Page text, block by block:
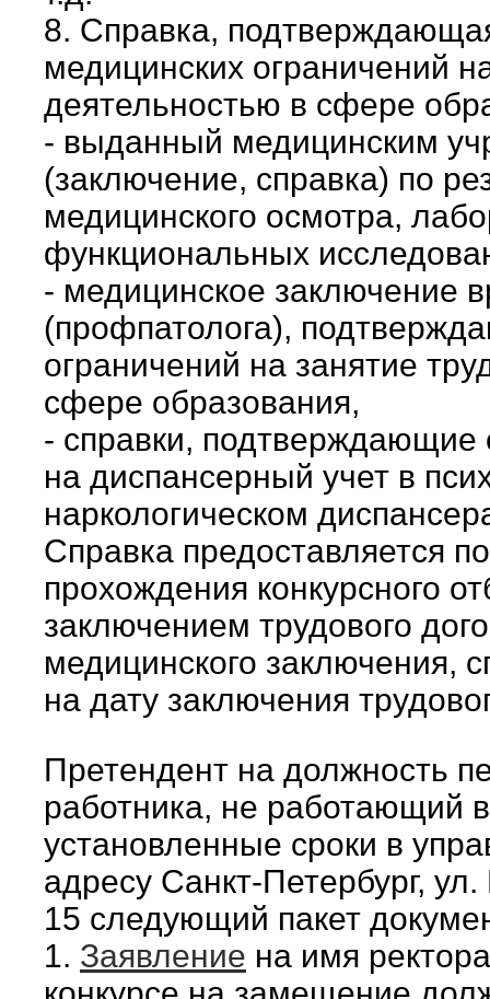
8. Справка,
медицинских ограничений
деятельностью в сфере
- выданный медицинским
(заключение, справка) по
медицинского осмотра,
функциональных
- медицинское заключение
(профпатолога),
ограничений на занятие
сфере образования,
- справки, подтверждающие
на диспансерный учет в
наркологическом
Справка предоставляется
прохождения конкурсного
заключением трудового
медицинского заключения,
на дату заключения
Претендент на должность
работника, не работающий
установленные сроки в
адресу Санкт-Петербург,
15 следующий пакет
1. Заявление на имя